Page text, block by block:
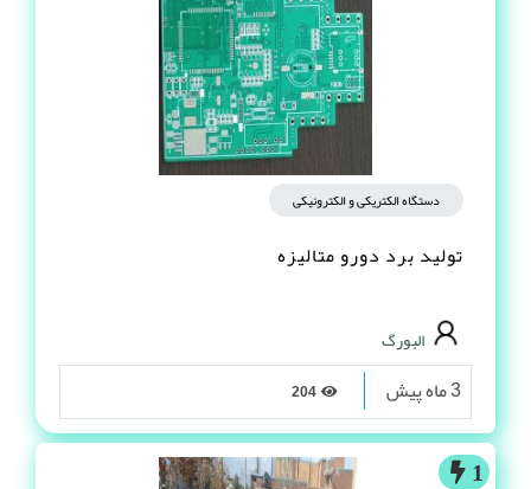
دستگاه الکتریکی و الکترونیکی
تولید برد دورو متالیزه
البورگ
3 ماه پیش
1